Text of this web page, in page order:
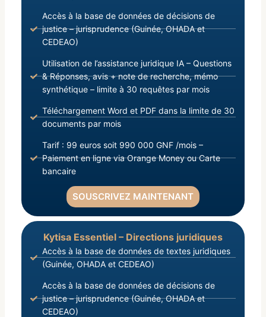
Accès à la base de données de décisions de
justice – jurisprudence (Guinée, OHADA et
CEDEAO)
Utilisation de l’assistance juridique IA – Questions
& Réponses, avis + note de recherche, mémo
synthétique – limite à 30 requêtes par mois
Téléchargement Word et PDF dans la limite de 30
documents par mois
Tarif : 99 euros soit 990 000 GNF /mois –
Paiement en ligne via Orange Money ou Carte
bancaire
SOUSCRIVEZ MAINTENANT
Kytisa Essentiel – Directions juridiques
Accès à la base de données de textes juridiques
(Guinée, OHADA et CEDEAO)
Accès à la base de données de décisions de
justice – jurisprudence (Guinée, OHADA et
CEDEAO)